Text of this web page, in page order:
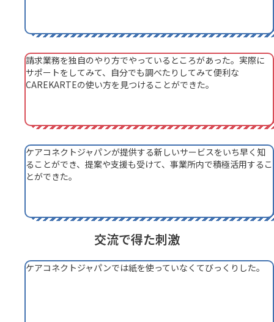
請求業務を独自のやり方でやっているところがあった。実際に
サポートをしてみて、自分でも調べたりしてみて便利な
CAREKARTEの使い方を見つけることができた。
ケアコネクトジャパンが提供する新しいサービスをいち早く知
ることができ、提案や支援も受けて、事業所内で積極活用するこ
とができた。
交流で得た刺激
ケアコネクトジャパンでは紙を使っていなくてびっくりした。